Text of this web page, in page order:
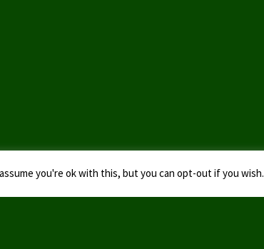
you're ok with this, but you can opt-out if you wish.